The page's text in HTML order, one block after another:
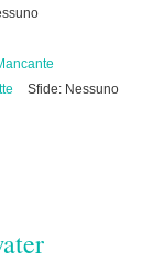
Sfide: Nessuno